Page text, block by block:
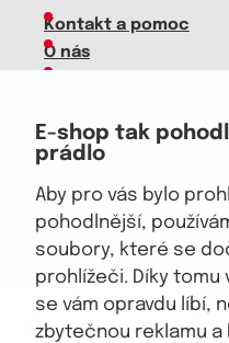
E-shop tak
prádlo
Aby pro vás bylo
pohodlnější,
soubory, které se
prohlížeči. Díky tomu
se vám opravdu líbí,
zbytečnou reklamu
Kontakt a pomoc
O nás
Velkoobchod
Vrácení zboží,
Obchodní podmínky
Průvodce spokojené
Staňte se naším
Sleva 100 Kč na první nákup